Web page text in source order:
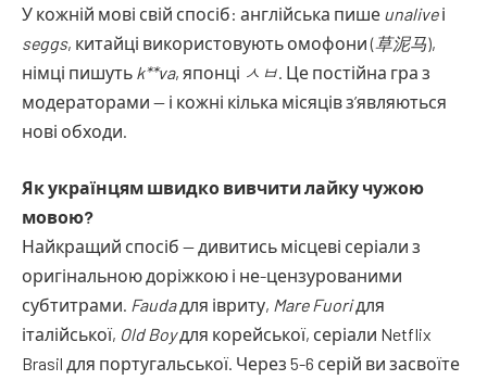
У кожній мові свій спосіб: англійська пише unaliveі
seggs, китайці використовують омофони (草泥马),
німці пишуть k**va, японці ㅅㅂ. Це постійна гра з
модераторами — і кожні кілька місяців з’являються
нові обходи.
Як українцям швидко вивчити лайку чужою
мовою?
Найкращий спосіб — дивитись місцеві серіали з
оригінальною доріжкою і не-цензурованими
субтитрами. Faudaдля івриту, Mare Fuoriдля
італійської, Old Boyдля корейської, серіали Netflix
Brasil для португальської. Через 5-6 серій ви засвоїте